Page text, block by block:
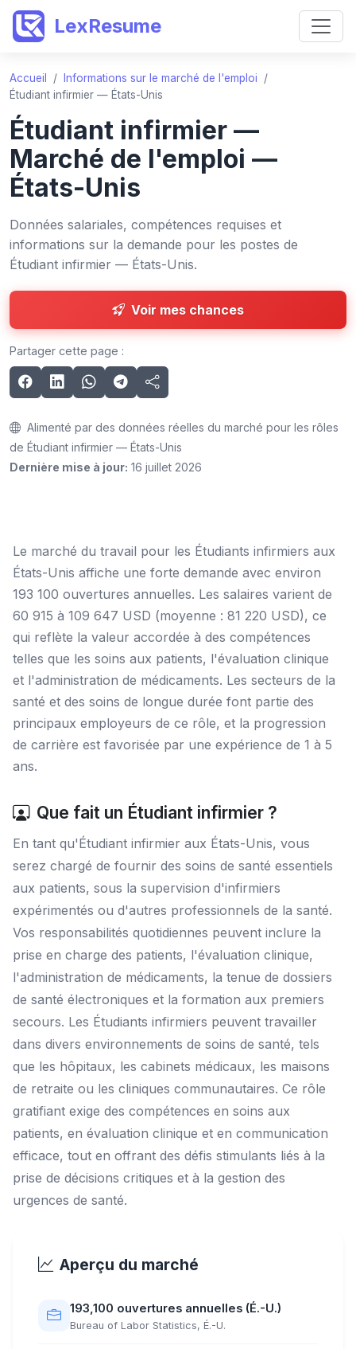
LexResume
Accueil / Informations sur le marché de l'emploi
/
Étudiant infirmier — États-Unis
Étudiant infirmier —
Marché de l'emploi —
États-Unis
Données salariales, compétences requises et
informations sur la demande pour les postes de
Étudiant infirmier — États-Unis.
Voir mes chances
Partager cette page :
Alimenté par des données réelles du marché pour les rôles
de Étudiant infirmier — États-Unis
Dernière mise à jour: 16 juillet 2026
Le marché du travail pour les Étudiants infirmiers aux
États-Unis affiche une forte demande avec environ
193 100 ouvertures annuelles. Les salaires varient de
60 915 à 109 647 USD (moyenne : 81 220 USD), ce
qui reflète la valeur accordée à des compétences
telles que les soins aux patients, l'évaluation clinique
et l'administration de médicaments. Les secteurs de la
santé et des soins de longue durée font partie des
principaux employeurs de ce rôle, et la progression
de carrière est favorisée par une expérience de 1 à 5
ans.
Que fait un Étudiant infirmier ?
En tant qu'Étudiant infirmier aux États-Unis, vous
serez chargé de fournir des soins de santé essentiels
aux patients, sous la supervision d'infirmiers
expérimentés ou d'autres professionnels de la santé.
Vos responsabilités quotidiennes peuvent inclure la
prise en charge des patients, l'évaluation clinique,
l'administration de médicaments, la tenue de dossiers
de santé électroniques et la formation aux premiers
secours. Les Étudiants infirmiers peuvent travailler
dans divers environnements de soins de santé, tels
que les hôpitaux, les cabinets médicaux, les maisons
de retraite ou les cliniques communautaires. Ce rôle
gratifiant exige des compétences en soins aux
patients, en évaluation clinique et en communication
efficace, tout en offrant des défis stimulants liés à la
prise de décisions critiques et à la gestion des
urgences de santé.
Aperçu du marché
193,100 ouvertures annuelles (É.-U.)
Bureau of Labor Statistics, É.-U.